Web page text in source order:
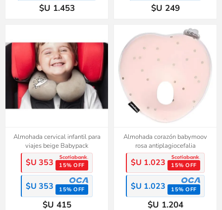
$U 1.453 $U 249
Almohada cervical infantil para
viajes beige Babypack
$U 353 15% OFF
$U 353 15% OFF
$U 415
Almohada corazón babymoov
rosa antiplagiocefalia
$U 1.023 15% OFF
$U 1.023 15% OFF
$U 1.204